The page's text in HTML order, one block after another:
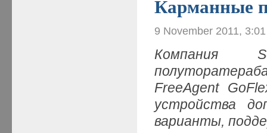
Карманные
9 November 2011,
Компания
FreeAgent
устройства
варианты,